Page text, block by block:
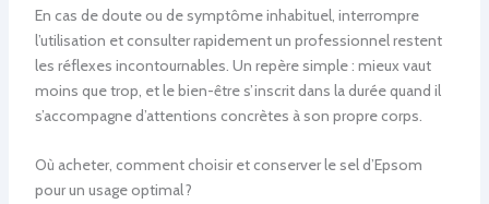
En cas de doute ou de symptôme inhabituel, interrompre
l’utilisation et consulter rapidement un professionnel restent
les réflexes incontournables. Un repère simple : mieux vaut
moins que trop, et le bien-être s’inscrit dans la durée quand il
s’accompagne d’attentions concrètes à son propre corps.
Où acheter, comment choisir et conserver le sel d’Epsom
pour un usage optimal ?